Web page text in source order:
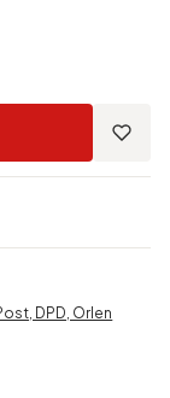
DPD, Orlen